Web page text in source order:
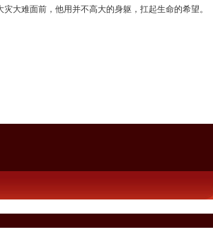
大难面前，他用并不高大的身躯，扛起生命的希望。